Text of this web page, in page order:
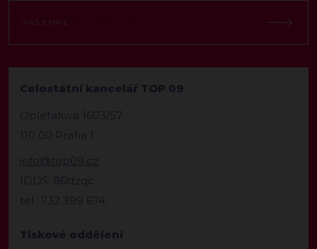
Celostátní kancelář TOP 09
Opletalova 1603/57
110 00 Praha 1
info@top09.cz
IDDS: 86ttzqc
tel.: 732 399 674
Tiskové oddělení